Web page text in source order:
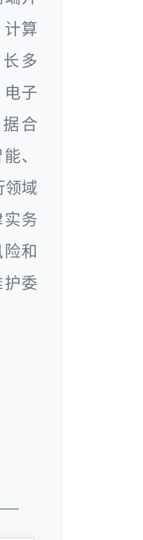
计算
多
子
合
、
领域
务
和
委